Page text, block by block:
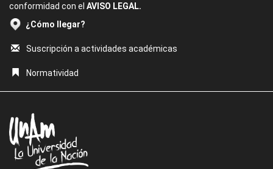
conformidad con el AVISO LEGAL.
¿Cómo llegar?
Suscripción a actividades académicas
Normatividad